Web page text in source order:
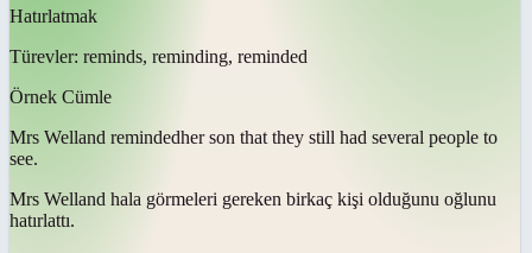
Hatırlatmak
Türevler: reminds, reminding, reminded
Örnek Cümle
Mrs Welland remindedher son that they still had several people to
see.
Mrs Welland hala görmeleri gereken birkaç kişi olduğunu oğlunu
hatırlattı.